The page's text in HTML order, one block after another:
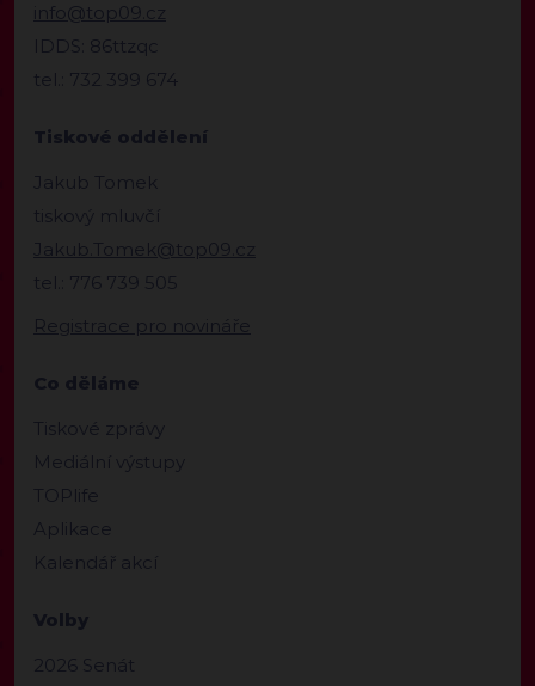
info@top09.cz
IDDS: 86ttzqc
tel.: 732 399 674
Tiskové oddělení
Jakub Tomek
tiskový mluvčí
Jakub.Tomek@top09.cz
tel.: 776 739 505
Registrace pro novináře
Co děláme
Tiskové zprávy
Mediální výstupy
TOPlife
Aplikace
Kalendář akcí
Volby
2026 Senát